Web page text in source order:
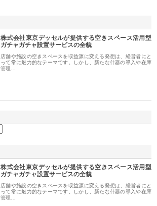
株式会社東京デッセルが提供する空きスペース活用型
ガチャガチャ設置サービスの全貌
店舗や施設の空きスペースを収益源に変える発想は、経営者にと
って常に魅力的なテーマです。しかし、新たな什器の導入や在庫
管理…
株式会社東京デッセルが提供する空きスペース活用型
ガチャガチャ設置サービスの全貌
店舗や施設の空きスペースを収益源に変える発想は、経営者にと
って常に魅力的なテーマです。しかし、新たな什器の導入や在庫
管理…